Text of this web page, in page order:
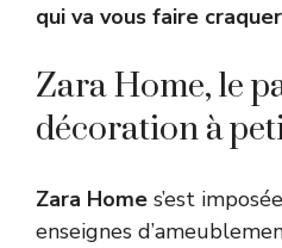
qui va vous faire
Zara Home, le
décoration à
Zara Home s’est
enseignes